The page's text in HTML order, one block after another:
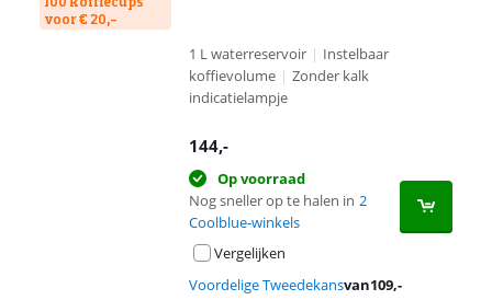
voor € 20,-
1 L waterreservoir | Instelbaar
koffievolume | Zonder kalk
indicatielampje
144,-
Op voorraad
Nog sneller op te halen in 2
Coolblue-winkels
Vergelijken
Voordelige Tweedekansvan109,-